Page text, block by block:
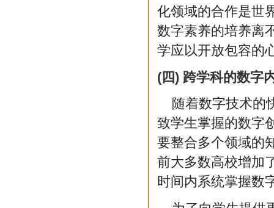
化领域的合作是世
数字素养的培养离
学应以开放包容的
(四) 跨学科的数字
随着数字技术的
致学生掌握的数字
要整合多个领域的
前大多数高校增加
时间内系统掌握数